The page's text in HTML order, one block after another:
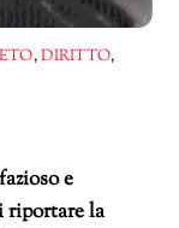
,DIRITTO,
e
riportare la